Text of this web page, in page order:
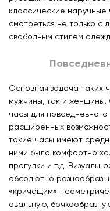
классические наручные
смотреться не только с
свободным стилем
Основная задача таких
мужчины, так и женщины.
часы для
расширенных
такие часы имеют
ними было комфортно
прогулки и т.д.
абсолютно
«кричащим»:
овальную,